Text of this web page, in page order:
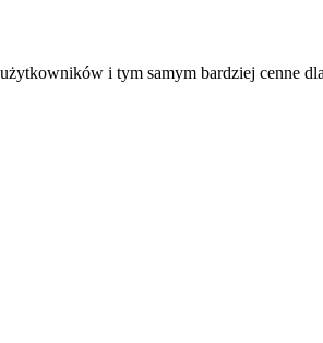
i tym samym bardziej cenne